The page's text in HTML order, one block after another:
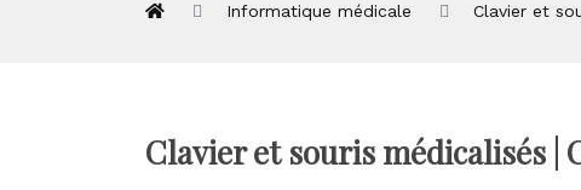
Informatique médicale Clavier et
Clavier et souris médicalisés |